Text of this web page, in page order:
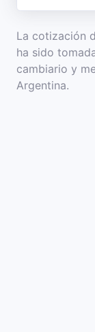
La cotización
ha sido
cambiario y
Argentina.